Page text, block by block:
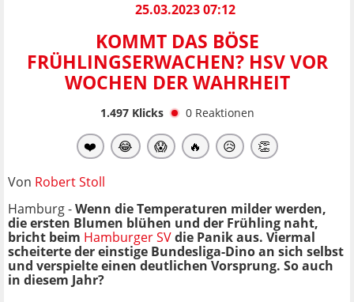
25.03.2023 07:12
KOMMT DAS BÖSE
FRÜHLINGSERWACHEN? HSV VOR
WOCHEN DER WAHRHEIT
1.497Klicks 0 Reaktionen
❤️ 😂 😱 🔥 😥 👏
Von Robert Stoll
Hamburg -Wenn die Temperaturen milder werden,
die ersten Blumen blühen und der Frühling naht,
bricht beim Hamburger SVdie Panik aus. Viermal
scheiterte der einstige Bundesliga-Dino an sich selbst
und verspielte einen deutlichen Vorsprung. So auch
in diesem Jahr?